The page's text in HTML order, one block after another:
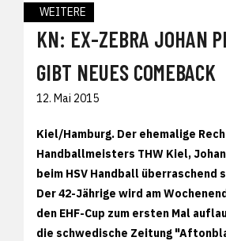
WEITERE
KN: EX-ZEBRA JOHAN
GIBT NEUES COMEBACK
12. Mai 2015
Kiel/Hamburg. Der ehemalige
Handballmeisters THW Kiel,
beim HSV Handball überraschend
Der 42-Jährige wird am
den EHF-Cup zum ersten Mal
die schwedische Zeitung